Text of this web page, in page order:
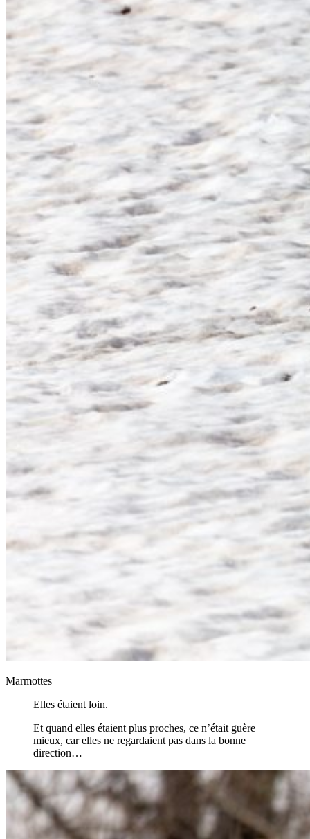
Marmottes
Elles étaient loin.
Et quand elles étaient plus proches, ce n’était guère
mieux, car elles ne regardaient pas dans la bonne
direction…